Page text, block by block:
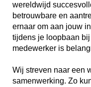
wereldwijd
betrouwbare en
ernaar om aan jouw
tijdens je loopbaan
medewerker is
Wij streven naar een
samenwerking. Zo